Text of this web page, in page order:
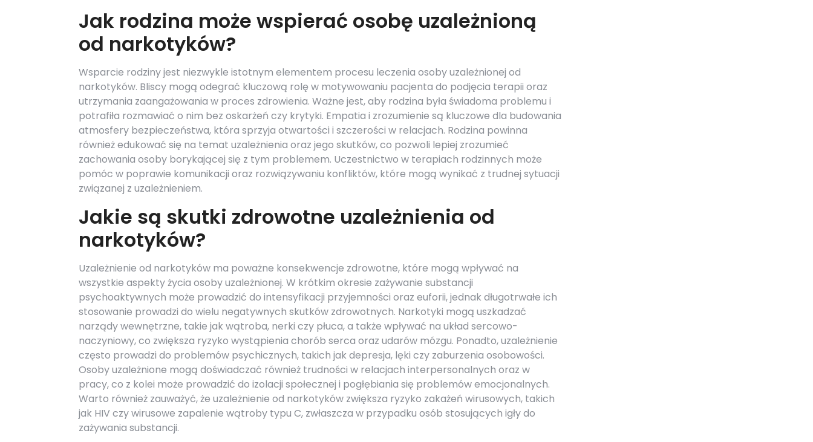
Jak rodzina może wspierać osobę uzależnioną
od narkotyków?
Wsparcie rodziny jest niezwykle istotnym elementem procesu leczenia osoby uzależnionej od
narkotyków. Bliscy mogą odegrać kluczową rolę w motywowaniu pacjenta do podjęcia terapii oraz
utrzymania zaangażowania w proces zdrowienia. Ważne jest, aby rodzina była świadoma problemu i
potrafiła rozmawiać o nim bez oskarżeń czy krytyki. Empatia i zrozumienie są kluczowe dla budowania
atmosfery bezpieczeństwa, która sprzyja otwartości i szczerości w relacjach. Rodzina powinna
również edukować się na temat uzależnienia oraz jego skutków, co pozwoli lepiej zrozumieć
zachowania osoby borykającej się z tym problemem. Uczestnictwo w terapiach rodzinnych może
pomóc w poprawie komunikacji oraz rozwiązywaniu konfliktów, które mogą wynikać z trudnej sytuacji
związanej z uzależnieniem.
Jakie są skutki zdrowotne uzależnienia od
narkotyków?
Uzależnienie od narkotyków ma poważne konsekwencje zdrowotne, które mogą wpływać na
wszystkie aspekty życia osoby uzależnionej. W krótkim okresie zażywanie substancji
psychoaktywnych może prowadzić do intensyfikacji przyjemności oraz euforii, jednak długotrwałe ich
stosowanie prowadzi do wielu negatywnych skutków zdrowotnych. Narkotyki mogą uszkadzać
narządy wewnętrzne, takie jak wątroba, nerki czy płuca, a także wpływać na układ sercowo-
naczyniowy, co zwiększa ryzyko wystąpienia chorób serca oraz udarów mózgu. Ponadto, uzależnienie
często prowadzi do problemów psychicznych, takich jak depresja, lęki czy zaburzenia osobowości.
Osoby uzależnione mogą doświadczać również trudności w relacjach interpersonalnych oraz w
pracy, co z kolei może prowadzić do izolacji społecznej i pogłębiania się problemów emocjonalnych.
Warto również zauważyć, że uzależnienie od narkotyków zwiększa ryzyko zakażeń wirusowych, takich
jak HIV czy wirusowe zapalenie wątroby typu C, zwłaszcza w przypadku osób stosujących igły do
zażywania substancji.